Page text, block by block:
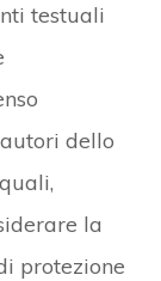
testuali
dello
la
protezione